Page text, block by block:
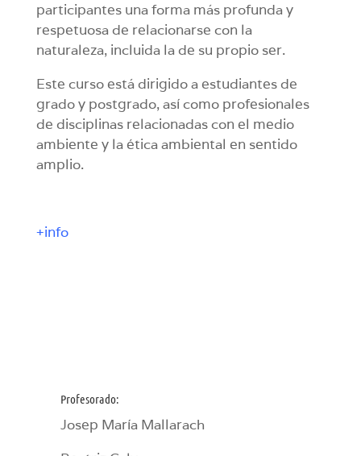
participantes una forma más profunda y
respetuosa de relacionarse con la
naturaleza, incluida la de su propio ser.
Este curso está dirigido a estudiantes de
grado y postgrado, así como profesionales
de disciplinas relacionadas con el medio
ambiente y la ética ambiental en sentido
amplio.
+info
Profesorado:
Josep María Mallarach